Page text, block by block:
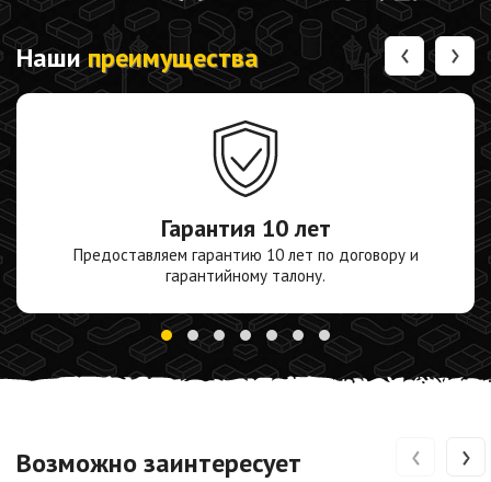
Нашипреимущества
Гарантия 10 лет
Предоставляем гарантию 10 лет по договору и
гарантийному талону.
‹ ›
Возможно заинтересует ‹ ›